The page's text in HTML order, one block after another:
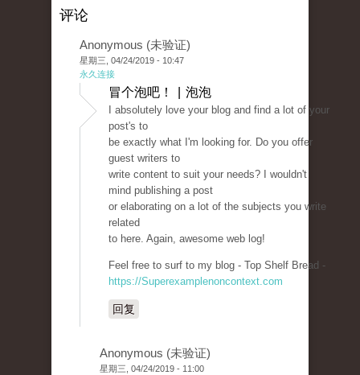
评论
Anonymous (未验证)
星期三, 04/24/2019 - 10:47
永久连接
冒个泡吧！ | 泡泡
I absolutely love your blog and find a lot of your
post's to
be exactly what I'm looking for. Do you offer
guest writers to
write content to suit your needs? I wouldn't
mind publishing a post
or elaborating on a lot of the subjects you write
related
to here. Again, awesome web log!
Feel free to surf to my blog - Top Shelf Bread -
https://Superexamplenoncontext.com
回复
Anonymous (未验证)
星期三, 04/24/2019 - 11:00